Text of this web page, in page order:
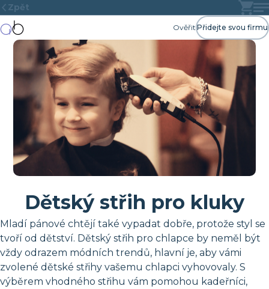
Zpět
Ověřit Přidejte svou firmu
Dětský střih pro kluky
Mladí pánové chtějí také vypadat dobře, protože styl se
tvoří od dětství. Dětský střih pro chlapce by neměl být
vždy odrazem módních trendů, hlavní je, aby vámi
zvolené dětské střihy vašemu chlapci vyhovovaly. S
výběrem vhodného střihu vám pomohou kadeřníci,